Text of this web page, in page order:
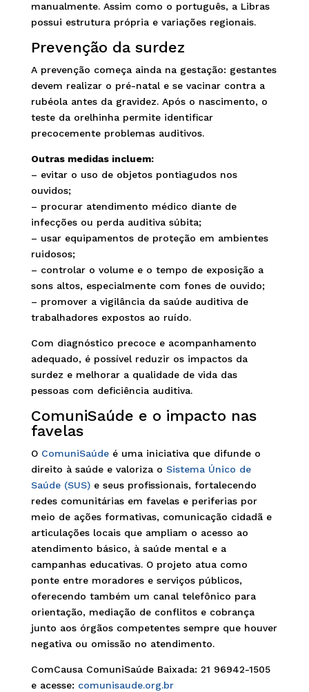
manualmente. Assim como o português, a Libras
possui estrutura própria e variações regionais.
Prevenção da surdez
A prevenção começa ainda na gestação: gestantes
devem realizar o pré-natal e se vacinar contra a
rubéola antes da gravidez. Após o nascimento, o
teste da orelhinha permite identificar
precocemente problemas auditivos.
Outras medidas incluem:
– evitar o uso de objetos pontiagudos nos
ouvidos;
– procurar atendimento médico diante de
infecções ou perda auditiva súbita;
– usar equipamentos de proteção em ambientes
ruidosos;
– controlar o volume e o tempo de exposição a
sons altos, especialmente com fones de ouvido;
– promover a vigilância da saúde auditiva de
trabalhadores expostos ao ruído.
Com diagnóstico precoce e acompanhamento
adequado, é possível reduzir os impactos da
surdez e melhorar a qualidade de vida das
pessoas com deficiência auditiva.
ComuniSaúde e o impacto nas
favelas
O ComuniSaúdeé uma iniciativa que difunde o
direito à saúde e valoriza o Sistema Único de
Saúde (SUS)e seus profissionais, fortalecendo
redes comunitárias em favelas e periferias por
meio de ações formativas, comunicação cidadã e
articulações locais que ampliam o acesso ao
atendimento básico, à saúde mental e a
campanhas educativas. O projeto atua como
ponte entre moradores e serviços públicos,
oferecendo também um canal telefônico para
orientação, mediação de conflitos e cobrança
junto aos órgãos competentes sempre que houver
negativa ou omissão no atendimento.
ComCausa ComuniSaúde Baixada: 21 96942-1505
e acesse: comunisaude.org.br